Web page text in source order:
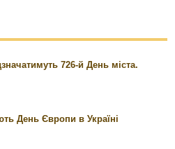
726-й День міста.
День Європи в Україні